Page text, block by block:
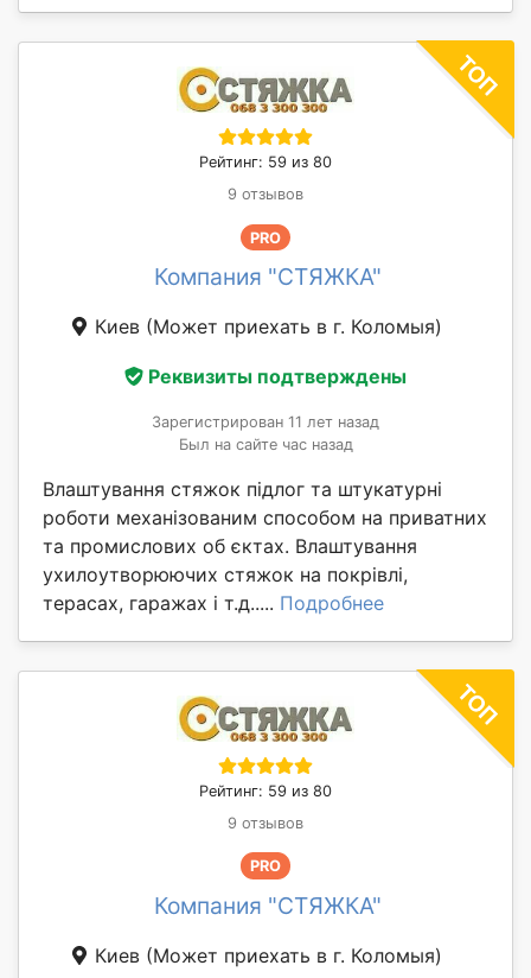
Рейтинг: 59 из 80
9 отзывов
PRO
Компания "СТЯЖКА"
Киев (Может приехать в г. Коломыя)
Реквизиты подтверждены
Зарегистрирован 11 лет назад
Был на сайте час назад
Влаштування стяжок підлог та штукатурні
роботи механізованим способом на приватних
та промислових об єктах. Влаштування
ухилоутворюючих стяжок на покрівлі,
терасах, гаражах і т.д..... Подробнее
Рейтинг: 59 из 80
9 отзывов
PRO
Компания "СТЯЖКА"
Киев (Может приехать в г. Коломыя)